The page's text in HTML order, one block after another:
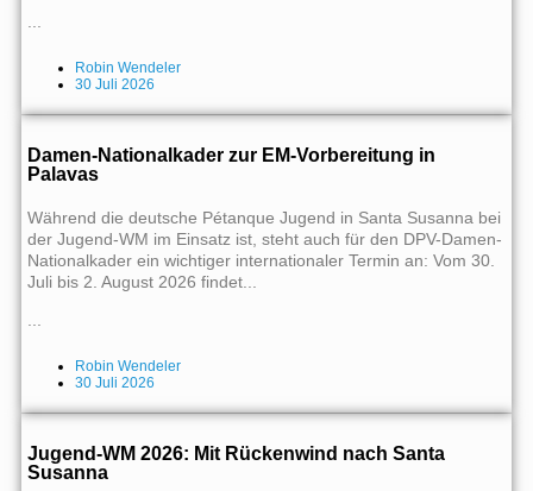
Robin Wendeler
30 Juli 2026
Damen-Nationalkader zur EM-Vorbereitung in
Palavas
Während die deutsche Pétanque Jugend in Santa Susanna bei
der Jugend-WM im Einsatz ist, steht auch für den DPV-Damen-
Nationalkader ein wichtiger internationaler Termin an: Vom 30.
Juli bis 2. August 2026 findet...
Robin Wendeler
30 Juli 2026
Jugend-WM 2026: Mit Rückenwind nach Santa
Susanna